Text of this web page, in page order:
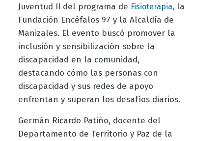
Juventud II del programa de Fisioterapia, la
Fundación Encéfalos 97 y la Alcaldía de
Manizales. El evento buscó promover la
inclusión y sensibilización sobre la
discapacidad en la comunidad,
destacando cómo las personas con
discapacidad y sus redes de apoyo
enfrentan y superan los desafíos diarios.
Germán Ricardo Patiño, docente del
Departamento de Territorio y Paz de la